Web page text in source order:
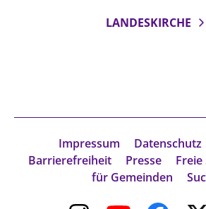
LANDESKIRCHE
Impressum Datenschutz
Barrierefreiheit
Presse Freie
für Gemeinden